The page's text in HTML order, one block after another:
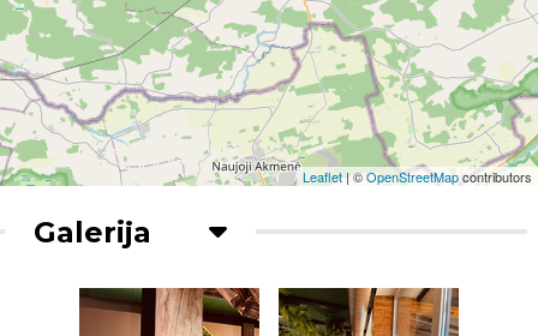
Leaflet| ©OpenStreetMapcontributors
Galerija